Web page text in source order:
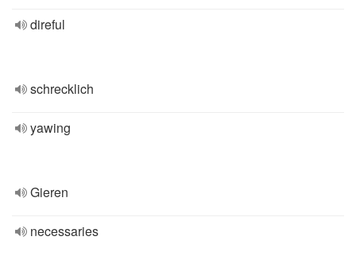
direful
schrecklich
yawing
Gieren
necessaries